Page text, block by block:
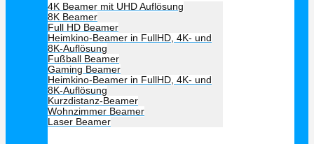
4K Beamer mit UHD Auflösung
8K Beamer
Full HD Beamer
Heimkino-Beamer in FullHD, 4K- und
8K-Auflösung
Fußball Beamer
Gaming Beamer
Heimkino-Beamer in FullHD, 4K- und
8K-Auflösung
Kurzdistanz-Beamer
Wohnzimmer Beamer
Laser Beamer